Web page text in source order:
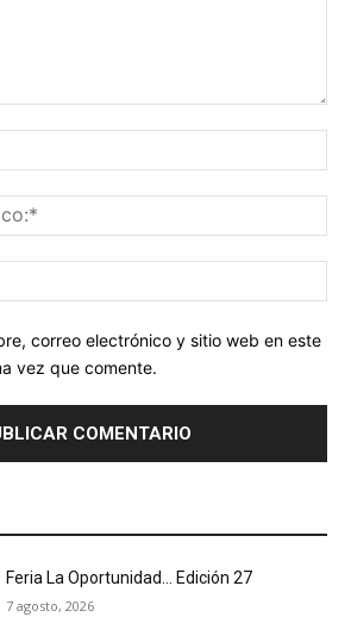
correo electrónico y sitio web en este
vez que comente.
Feria La Oportunidad… Edición 27
7 agosto, 2026